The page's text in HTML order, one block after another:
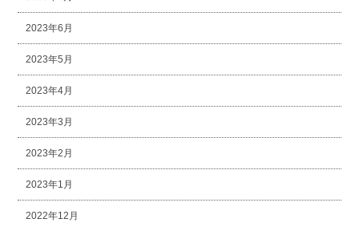
2023年6月
2023年5月
2023年4月
2023年3月
2023年2月
2023年1月
2022年12月